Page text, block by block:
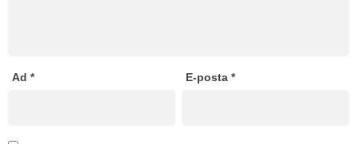
Ad * E-posta*